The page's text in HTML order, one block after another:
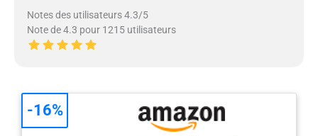
Notes des utilisateurs 4.3/5
Note de 4.3 pour 1215 utilisateurs
-16%